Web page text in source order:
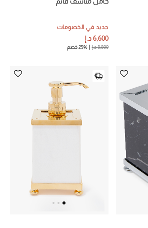
السهلة بقطع أساسية راقية
الموسم
جديد في الخصومات
6,600 د.إ
8,800 د.إ 25% خصم